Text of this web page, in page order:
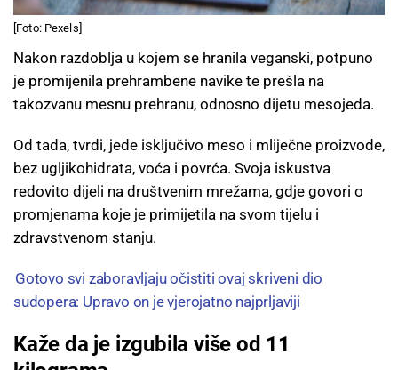
[Foto: Pexels]
Nakon razdoblja u kojem se hranila veganski, potpuno
je promijenila prehrambene navike te prešla na
takozvanu mesnu prehranu, odnosno dijetu mesojeda.
Od tada, tvrdi, jede isključivo meso i mliječne proizvode,
bez ugljikohidrata, voća i povrća. Svoja iskustva
redovito dijeli na društvenim mrežama, gdje govori o
promjenama koje je primijetila na svom tijelu i
zdravstvenom stanju.
Gotovo svi zaboravljaju očistiti ovaj skriveni dio
sudopera: Upravo on je vjerojatno najprljaviji
Kaže da je izgubila više od 11